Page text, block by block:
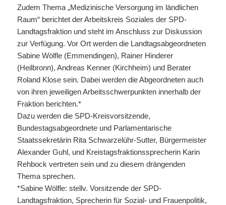
Zudem Thema „Medizinische Versorgung im ländlichen
Raum“ berichtet der Arbeitskreis Soziales der SPD-
Landtagsfraktion und steht im Anschluss zur Diskussion
zur Verfügung. Vor Ort werden die Landtagsabgeordneten
Sabine Wölfle (Emmendingen), Rainer Hinderer
(Heilbronn), Andreas Kenner (Kirchheim) und Berater
Roland Klose sein. Dabei werden die Abgeordneten auch
von ihren jeweiligen Arbeitsschwerpunkten innerhalb der
Fraktion berichten.*
Dazu werden die SPD-Kreisvorsitzende,
Bundestagsabgeordnete und Parlamentarische
Staatssekretärin Rita Schwarzelühr-Sutter, Bürgermeister
Alexander Guhl, und Kreistagsfraktionssprecherin Karin
Rehbock vertreten sein und zu diesem drängenden
Thema sprechen.
*Sabine Wölfle: stellv. Vorsitzende der SPD-
Landtagsfraktion, Sprecherin für Sozial- und Frauenpolitik,